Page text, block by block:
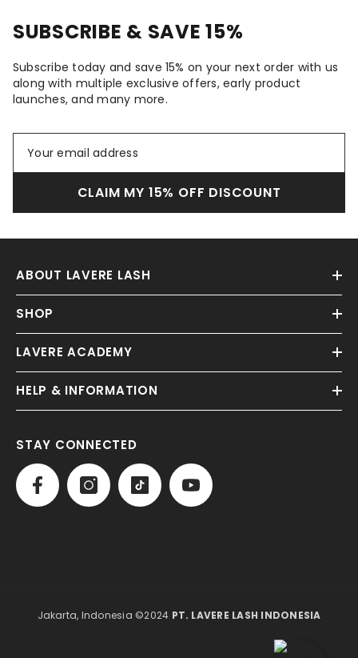
SUBSCRIBE & SAVE 15%
Subscribe today and save 15% on your next order with us
along with multiple exclusive offers, early product
launches, and many more.
CLAIM MY 15% OFF DISCOUNT
ABOUT LAVERE LASH
SHOP
LAVERE ACADEMY
HELP & INFORMATION
STAY CONNECTED
Jakarta, Indonesia ©2024 PT. LAVERE LASH INDONESIA